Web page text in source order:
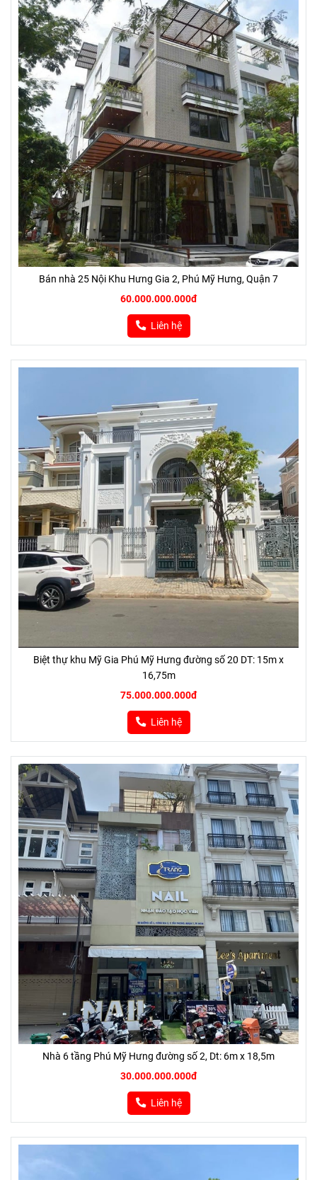
Bán nhà 25 Nội Khu Hưng Gia 2, Phú Mỹ Hưng, Quận 7
60.000.000.000đ
Liên hệ
Biệt thự khu Mỹ Gia Phú Mỹ Hưng đường số 20 DT: 15m x
16,75m
75.000.000.000đ
Liên hệ
Nhà 6 tầng Phú Mỹ Hưng đường số 2, Dt: 6m x 18,5m
30.000.000.000đ
Liên hệ